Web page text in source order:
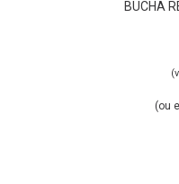
BUCHA
(ou